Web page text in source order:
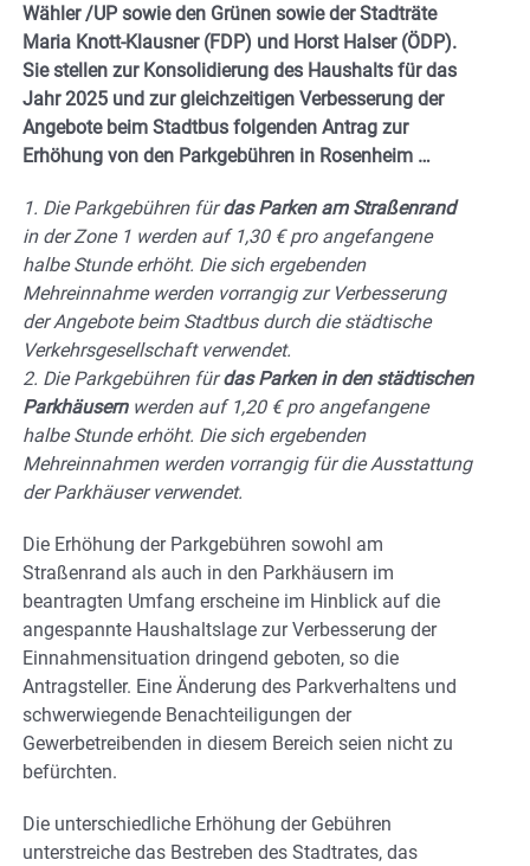
Wähler /UP sowie den Grünen sowie der Stadträte
Maria Knott-Klausner (FDP) und Horst Halser (ÖDP).
Sie stellen zur Konsolidierung des Haushalts für das
Jahr 2025 und zur gleichzeitigen Verbesserung der
Angebote beim Stadtbus folgenden Antrag zur
Erhöhung von den Parkgebühren in Rosenheim …
1. Die Parkgebühren fürdas Parken am Straßenrand
in der Zone 1 werden auf 1,30 € pro angefangene
halbe Stunde erhöht. Die sich ergebenden
Mehreinnahme werden vorrangig zur Verbesserung
der Angebote beim Stadtbus durch die städtische
Verkehrsgesellschaft verwendet.
2. Die Parkgebühren fürdas Parken in den städtischen
Parkhäusernwerden auf 1,20 € pro angefangene
halbe Stunde erhöht. Die sich ergebenden
Mehreinnahmen werden vorrangig für die Ausstattung
der Parkhäuser verwendet.
Die Erhöhung der Parkgebühren sowohl am
Straßenrand als auch in den Parkhäusern im
beantragten Umfang erscheine im Hinblick auf die
angespannte Haushaltslage zur Verbesserung der
Einnahmensituation dringend geboten, so die
Antragsteller. Eine Änderung des Parkverhaltens und
schwerwiegende Benachteiligungen der
Gewerbetreibenden in diesem Bereich seien nicht zu
befürchten.
Die unterschiedliche Erhöhung der Gebühren
unterstreiche das Bestreben des Stadtrates, das